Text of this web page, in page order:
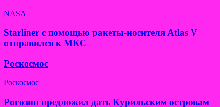
NASA
Starliner с помощью ракеты-носителя Atlas V
отправился к МКС
Роскосмос
Роскосмос
Рогозин предложил дать Курильским островам